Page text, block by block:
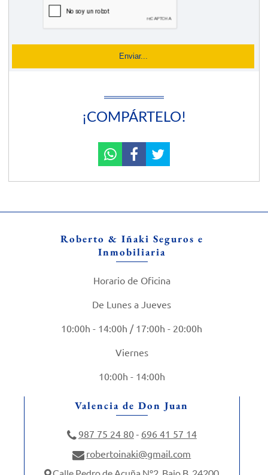
¡COMPÁRTELO!
Roberto & Iñaki Seguros e
Inmobiliaria
Horario de Oficina
De Lunes a Jueves
10:00h - 14:00h / 17:00h - 20:00h
Viernes
10:00h - 14:00h
Valencia de Don Juan
987 75 24 80- 696 41 57 14
robertoinaki@gmail.com